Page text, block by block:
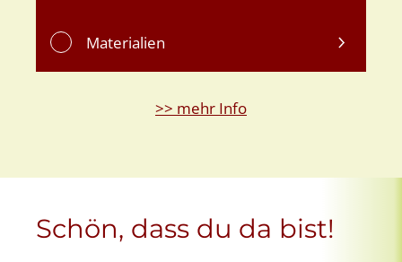
Materialien
>> mehr Info
Schön, dass du da bist!